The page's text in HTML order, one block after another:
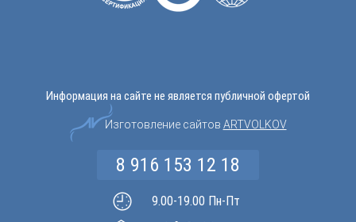
Информация на сайте не является публичной офертой
Изготовление сайтов ARTVOLKOV
8 916 153 12 18
9.00-19.00 Пн-Пт